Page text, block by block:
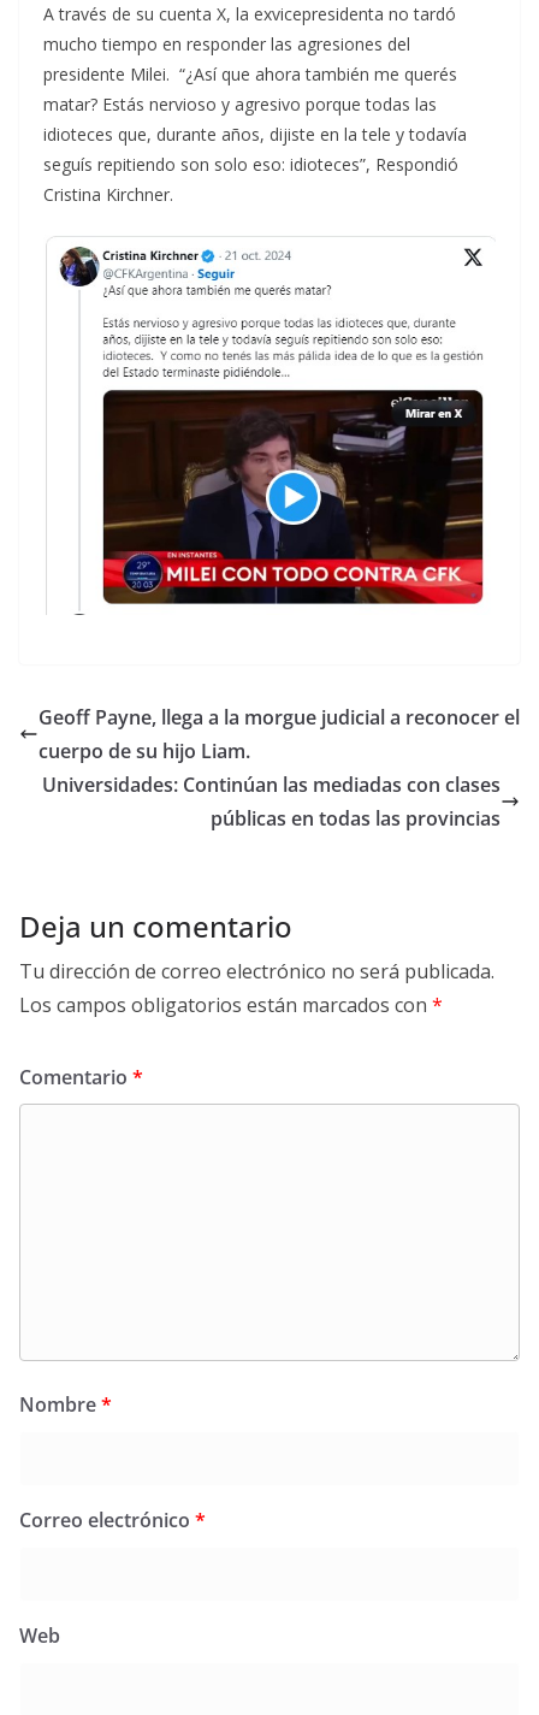
A través de su cuenta X, la exvicepresidenta no tardó
mucho tiempo en responder las agresiones del
presidente Milei. “¿Así que ahora también me querés
matar? Estás nervioso y agresivo porque todas las
idioteces que, durante años, dijiste en la tele y todavía
seguís repitiendo son solo eso: idioteces”, Respondió
Cristina Kirchner.
Geoff Payne, llega a la morgue judicial a reconocer el
cuerpo de su hijo Liam.
Universidades: Continúan las mediadas con clases
públicas en todas las provincias
Deja un comentario
Tu dirección de correo electrónico no será publicada.
Los campos obligatorios están marcados con *
Comentario *
Nombre*
Correo electrónico *
Web